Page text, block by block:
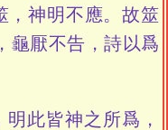
，神明不應。故筮
龜厭不告，詩以爲
此皆神之所爲，